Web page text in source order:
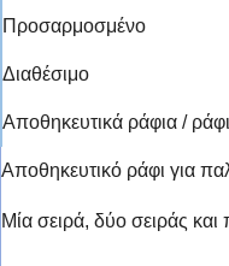
Προσαρμοσμένο
Διαθέσιμο
Αποθηκευτικά ράφια /
Αποθηκευτικό ράφι για
Μία σειρά, δύο σειράς και